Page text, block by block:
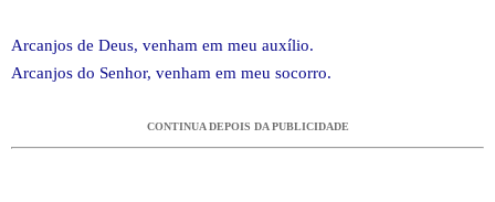
Arcanjos de Deus, venham em meu auxílio.
Arcanjos do Senhor, venham em meu socorro.
CONTINUA DEPOIS DA PUBLICIDADE